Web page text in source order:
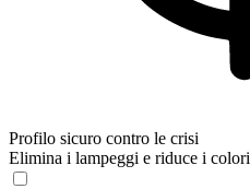
Profilo sicuro contro le crisi
Elimina i lampeggi e riduce i colori